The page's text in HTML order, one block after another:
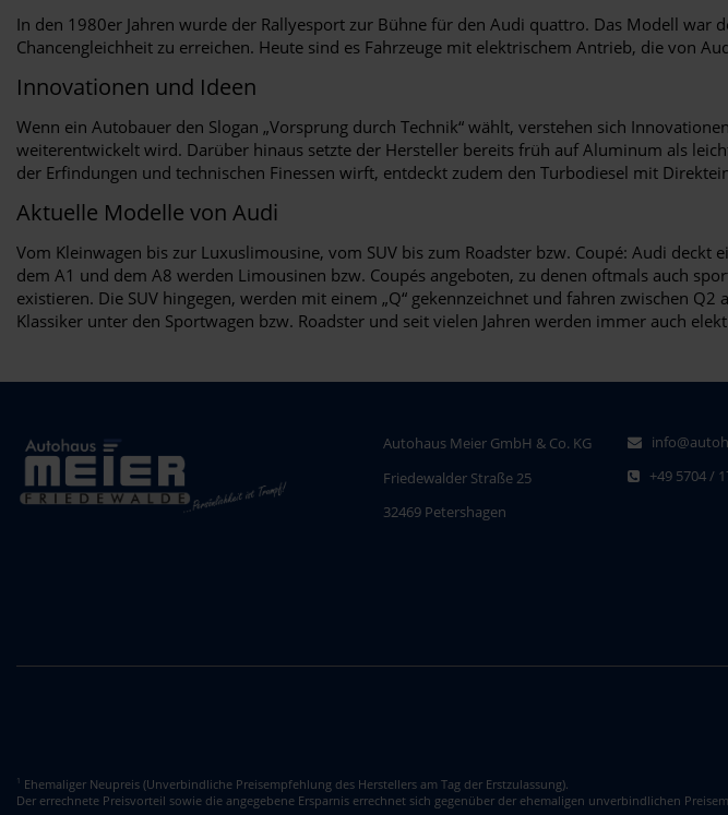
In den 1980er Jahren wurde der Rallyesport zur Bühne für den Audi quattro. Das Modell war
Chancengleichheit zu erreichen. Heute sind es Fahrzeuge mit elektrischem Antrieb, die von
Innovationen und Ideen
Wenn ein Autobauer den Slogan „Vorsprung durch Technik“ wählt, verstehen sich
weiterentwickelt wird. Darüber hinaus setzte der Hersteller bereits früh auf Aluminum als
der Erfindungen und technischen Finessen wirft, entdeckt zudem den Turbodiesel mit
Aktuelle Modelle von Audi
Vom Kleinwagen bis zur Luxuslimousine, vom SUV bis zum Roadster bzw. Coupé: Audi
dem A1 und dem A8 werden Limousinen bzw. Coupés angeboten, zu denen oftmals auch
existieren. Die SUV hingegen, werden mit einem „Q“ gekennzeichnet und fahren zwischen
Klassiker unter den Sportwagen bzw. Roadster und seit vielen Jahren werden immer auch
Autohaus Meier GmbH & Co. KG
Friedewalder Straße 25
32469 Petershagen
+49 5704 /
1 Ehemaliger Neupreis (Unverbindliche Preisempfehlung des Herstellers am Tag der Erstzulassung).
Der errechnete Preisvorteil sowie die angegebene Ersparnis errechnet sich gegenüber der ehemaligen unverbindlichen